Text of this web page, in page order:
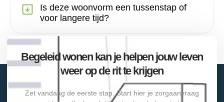
Is deze woonvorm een tussenstap of
voor langere tijd?
Begeleid wonen kan je helpen jouw leven
weer op de rit te krijgen
Zet vandaag de eerste stap. Start hier je zorgaanvraag